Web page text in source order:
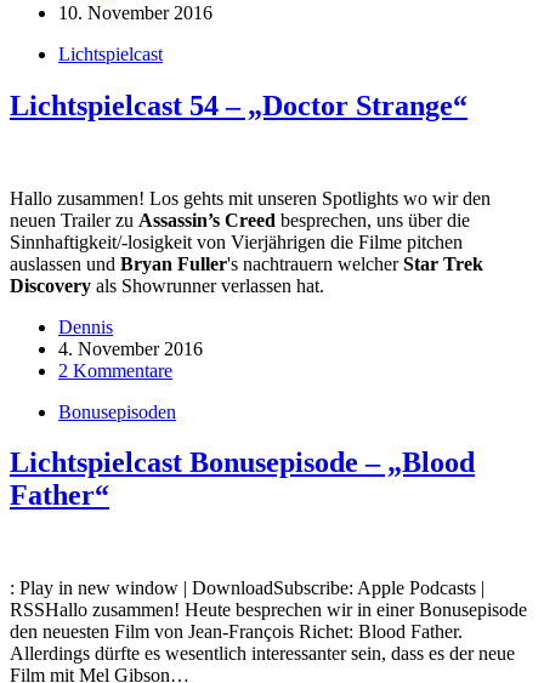
10. November 2016
Lichtspielcast
Lichtspielcast 54 – „Doctor Strange“
Hallo zusammen! Los gehts mit unseren Spotlights wo wir den
neuen Trailer zu Assassin’s Creed besprechen, uns über die
Sinnhaftigkeit/-losigkeit von Vierjährigen die Filme pitchen
auslassen und Bryan Fuller's nachtrauern welcherStar Trek
Discovery als Showrunner verlassen hat.
Dennis
4. November 2016
2 Kommentare
Bonusepisoden
Lichtspielcast Bonusepisode – „Blood
Father“
: Play in new window | DownloadSubscribe: Apple Podcasts |
RSSHallo zusammen! Heute besprechen wir in einer Bonusepisode
den neuesten Film von Jean-François Richet: Blood Father.
Allerdings dürfte es wesentlich interessanter sein, dass es der neue
Film mit Mel Gibson…